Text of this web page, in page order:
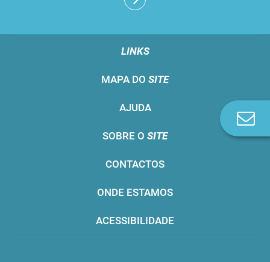
LINKS
MAPA DO SITE
AJUDA
SOBRE O SITE
CONTACTOS
ONDE ESTAMOS
ACESSIBILIDADE